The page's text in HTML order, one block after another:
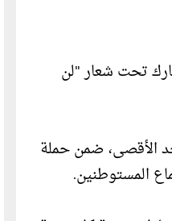
تحت شعار "لن
الأقصى، ضمن حملة
المستوطنين.